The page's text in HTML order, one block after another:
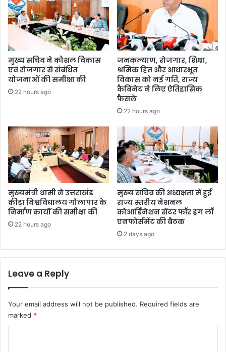
मुख्य सचिव ने कौशल विकास
एवं रोजगार से संबंधित
योजनाओं की समीक्षा की
22 hours ago
जनकल्याण, रोजगार, शिक्षा,
श्रमिक हित और आधारभूत
विकास को नई गति, राज्य
कैबिनेट ने लिए ऐतिहासिक
फैसले
22 hours ago
मुख्यमंत्री धामी ने उत्तराखंड
क्रीड़ा विश्वविद्यालय गौलापार के
निर्माण कार्यों की समीक्षा की
22 hours ago
मुख्य सचिव की अध्यक्षता में हुई
राज्य स्तरीय नेशनल
कोआर्डिनेशन सेंटर फॉर ड्रग लॉ
एनफोर्समेंट की बैठक
2 days ago
Leave a Reply
Your email address will not be published. Required fields are
marked *